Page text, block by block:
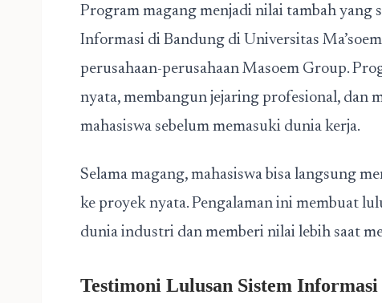
Program magang menjadi nilai tambah yang
Informasi di Bandung di Universitas
perusahaan-perusahaan Masoem Group.
nyata, membangun jejaring profesional, dan
mahasiswa sebelum memasuki dunia kerja.
Selama magang, mahasiswa bisa langsung
ke proyek nyata. Pengalaman ini membuat
dunia industri dan memberi nilai lebih saat
Testimoni Lulusan Sistem